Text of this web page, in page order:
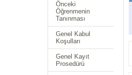
Önceki
Öğrenmenin
Tanınması
Genel Kabul
Koşulları
Genel Kayıt
Prosedürü